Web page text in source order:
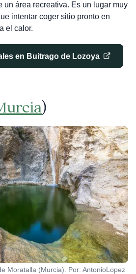
un área recreativa. Es un lugar muy
intentar coger sitio pronto en
el calor.
en Buitrago de Lozoya
)
Moratalla (Murcia). Por: AntonioLopez